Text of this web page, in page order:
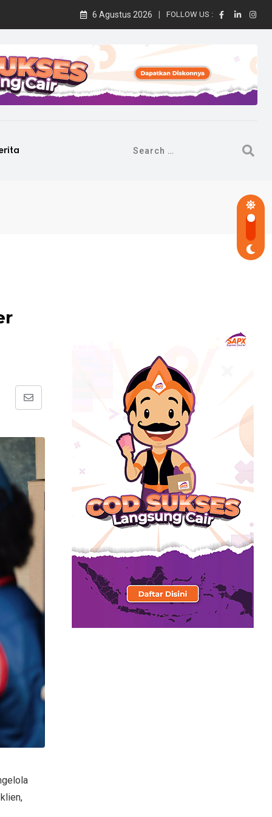
6 Agustus 2026 FOLLOW US :
Share
Email